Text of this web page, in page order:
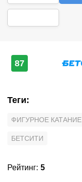
87
Теги:
ФИГУРНОЕ КАТАНИЕ
БЕТСИТИ
Рейтинг: 5